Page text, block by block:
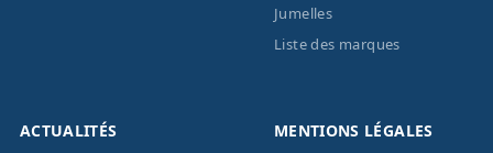
Jumelles
Liste des marques
ACTUALITÉS MENTIONS LÉGALES